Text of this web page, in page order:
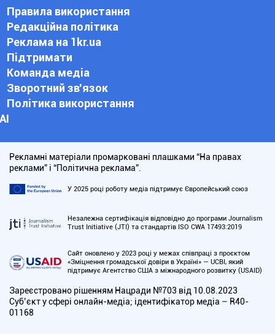
Правила використання
Редакційна політика
Реклама на 1kr.ua
Підтримати
Команда медіа
Зворотний зв'язок
Політика використання
АІ
Рекламні матеріали промарковані плашками “На правах
реклами” і “Політична реклама”.
У 2025 році роботу медіа підтримує Європейський союз
Незалежна сертифікація відповідно до програми Journalism
Trust Initiative (JTI) та стандартів ISO CWA 17493:2019
Сайт оновлено у 2023 році у межах співпраці з проєктом
«Зміцнення громадської довіри в Україні» — UCBI, який
підтримує Агентство США з міжнародного розвитку (USAID)
Зареєстровано рішенням Нацради №703 від 10.08.2023
Cуб’єкт у сфері онлайн-медіа; ідентифікатор медіа – R40-
01168